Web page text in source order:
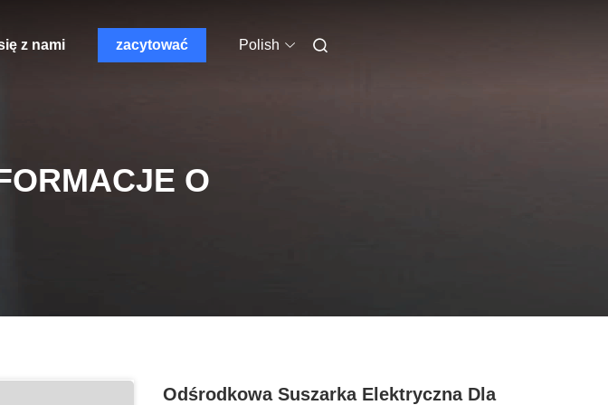
z nami zacytować Polish
O
Odśrodkowa Suszarka Elektryczna Dla